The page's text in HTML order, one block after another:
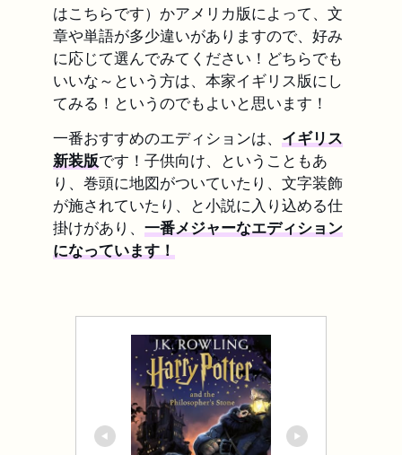
はこちらです）かアメリカ版によって、文
章や単語が多少違いがありますので、好み
に応じて選んでみてください！どちらでも
いいな～という方は、本家イギリス版にし
てみる！というのでもよいと思います！
一番おすすめのエディションは、 イギリス
新装版です！子供向け、ということもあ
り、巻頭に地図がついていたり、文字装飾
が施されていたり、と小説に入り込める仕
掛けがあり、 一番メジャーなエディション
になっています！